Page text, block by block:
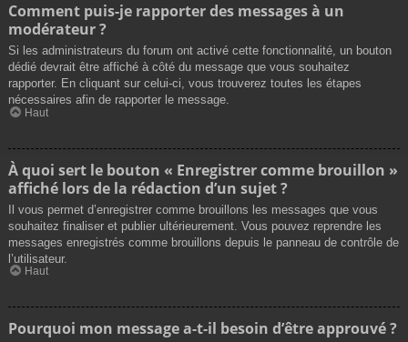
Comment puis-je rapporter des messages à un
modérateur ?
Si les administrateurs du forum ont activé cette fonctionnalité, un bouton
dédié devrait être affiché à côté du message que vous souhaitez
rapporter. En cliquant sur celui-ci, vous trouverez toutes les étapes
nécessaires afin de rapporter le message.
Haut
À quoi sert le bouton « Enregistrer comme brouillon »
affiché lors de la rédaction d’un sujet ?
Il vous permet d’enregistrer comme brouillons les messages que vous
souhaitez finaliser et publier ultérieurement. Vous pouvez reprendre les
messages enregistrés comme brouillons depuis le panneau de contrôle de
l’utilisateur.
Haut
Pourquoi mon message a-t-il besoin d’être approuvé ?